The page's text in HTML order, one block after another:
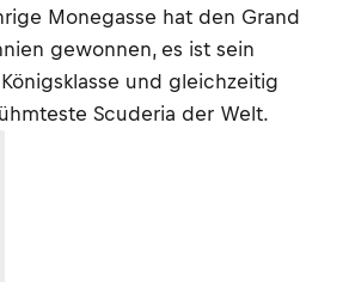
Monegasse hat den Grand
gewonnen, es ist sein
und gleichzeitig
Scuderia der Welt.